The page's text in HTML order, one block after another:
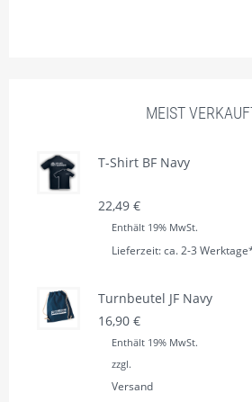
MEIST
T-Shirt BF Navy
22,49 €
Enthält 19% MwSt.
Lieferzeit: ca. 2-3
Turnbeutel JF Navy
16,90 €
Enthält 19% MwSt.
zzgl.
Versand